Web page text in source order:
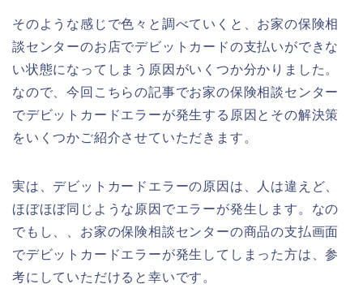
そのような感じで色々と調べていくと、お家の保険相
談センターのお店でデビットカードの支払いができな
い状態になってしまう原因がいくつか分かりました。
なので、今回こちらの記事でお家の保険相談センター
でデビットカードエラーが発生する原因とその解決策
をいくつかご紹介させていただきます。
実は、デビットカードエラーの原因は、人は違えど、
ほぼほぼ同じような原因でエラーが発生します。なの
でもし、、お家の保険相談センターの商品の支払画面
でデビットカードエラーが発生してしまった方は、参
考にしていただけると幸いです。